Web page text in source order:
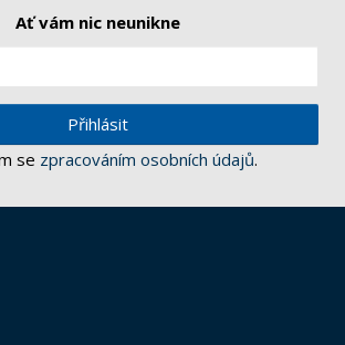
Ať vám nic neunikne
Přihlásit
se zpracováním osobních údajů.